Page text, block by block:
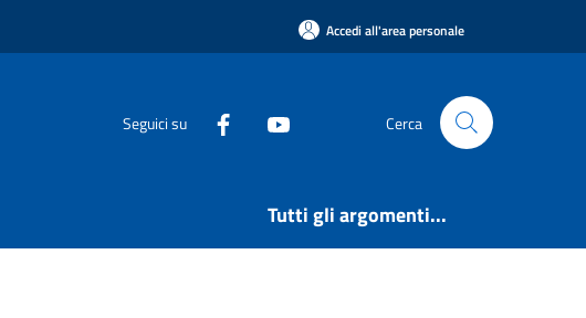
Accedi all'area personale
Seguici su Cerca
Tutti gli argomenti...